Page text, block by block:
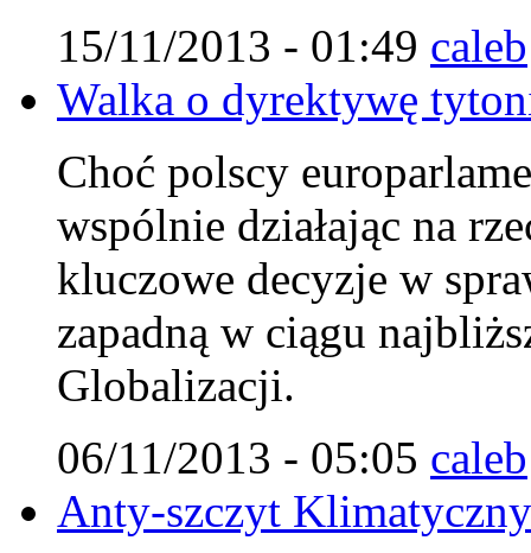
15/11/2013 - 01:49 caleb
Walka o dyrektywę
Choć polscy
wspólnie działając na
kluczowe decyzje w
zapadną w ciągu
Globalizacji.
06/11/2013 - 05:05 caleb
Anty-szczyt